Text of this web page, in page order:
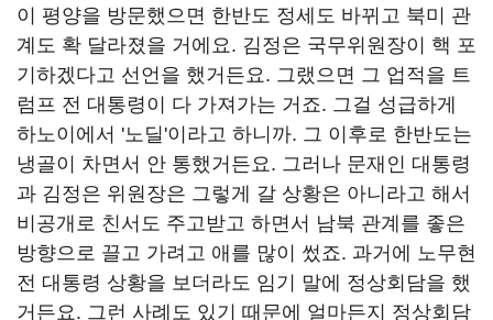
이 평양을 방문했으면 한반도 정세도 바뀌고 북미 관
계도 확 달라졌을 거에요. 김정은 국무위원장이 핵 포
기하겠다고 선언을 했거든요. 그랬으면 그 업적을 트
럼프 전 대통령이 다 가져가는 거죠. 그걸 성급하게
하노이에서 '노딜'이라고 하니까. 그 이후로 한반도는
냉골이 차면서 안 통했거든요. 그러나 문재인 대통령
과 김정은 위원장은 그렇게 갈 상황은 아니라고 해서
비공개로 친서도 주고받고 하면서 남북 관계를 좋은
방향으로 끌고 가려고 애를 많이 썼죠. 과거에 노무현
전 대통령 상황을 보더라도 임기 말에 정상회담을 했
거든요. 그런 사례도 있기 때문에 얼마든지 정상회담